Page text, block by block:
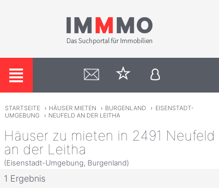
STARTSEITE › HÄUSER MIETEN › BURGENLAND › EISENSTADT-
UMGEBUNG
› NEUFELD AN DER LEITHA
Häuser zu mieten in 2491 Neufeld
an der Leitha
(Eisenstadt-Umgebung, Burgenland)
1 Ergebnis